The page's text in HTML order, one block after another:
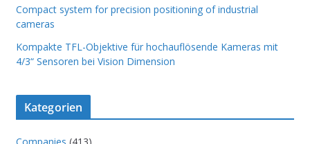
Compact system for precision positioning of industrial
cameras
Kompakte TFL-Objektive für hochauflösende Kameras mit
4/3“ Sensoren bei Vision Dimension
Kategorien
Companies (413)